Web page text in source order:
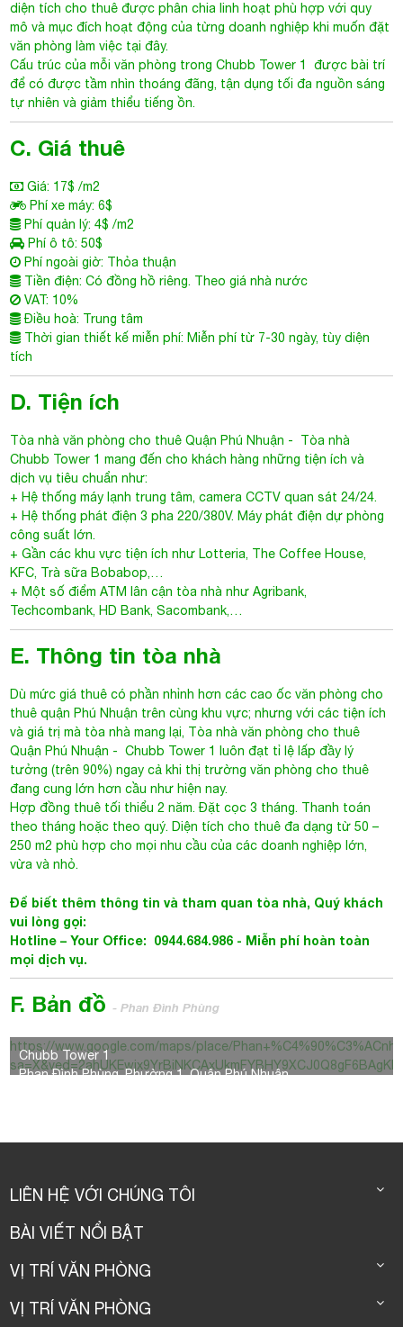
diện tích cho thuê được phân chia linh hoạt phù hợp với quy
mô và mục đích hoạt động của từng doanh nghiệp khi muốn đặt
văn phòng làm việc tại đây.
Cấu trúc của mỗi văn phòng trongChubb Tower 1
được bài trí
để có được tầm nhìn thoáng đãng, tận dụng tối đa nguồn sáng
tự nhiên và giảm thiểu tiếng ồn.
C. Giá thuê
Giá: 17$ /m2
Phí xe máy: 6$
Phí quản lý: 4$ /m2
Phí ô tô: 50$
Phí ngoài giờ: Thỏa thuận
Tiền điện: Có đồng hồ riêng. Theo giá nhà nước
VAT: 10%
Điều hoà: Trung tâm
Thời gian thiết kế miễn phí: Miễn phí từ 7-30 ngày, tùy diện
tích
D. Tiện ích
Tòa nhà văn phòng cho thuê Quận Phú Nhuận - Tòa nhà
Chubb Tower 1 mang đến cho khách hàng những tiện ích và
dịch vụ tiêu chuẩn như:
+ Hệ thống máy lạnh trung tâm, camera CCTV quan sát 24/24.
+ Hệ thống phát điện 3 pha 220/380V. Máy phát điện dự phòng
công suất lớn.
+ Gần các khu vực tiện ích như Lotteria, The Coffee House,
KFC, Trà sữa Bobabop,…
+ Một số điểm ATM lân cận tòa nhà như Agribank,
Techcombank, HD Bank, Sacombank,…
E. Thông tin tòa nhà
Dù mức giá thuê có phần nhỉnh hơn các cao ốc văn phòng cho
thuê quận Phú Nhuận trên cùng khu vực; nhưng với các tiện ích
và giá trị mà tòa nhà mang lại, Tòa nhà văn phòng cho thuê
Quận Phú Nhuận -Chubb Tower 1
luôn đạt tỉ lệ lấp đầy lý
tưởng (trên 90%) ngay cả khi thị trường văn phòng cho thuê
đang cung lớn hơn cầu như hiện nay.
Hợp đồng thuê tối thiểu 2 năm. Đặt cọc 3 tháng. Thanh toán
theo tháng hoặc theo quý. Diện tích cho thuê đa dạng từ 50 –
250 m2 phù hợp cho mọi nhu cầu của các doanh nghiệp lớn,
vừa và nhỏ.
Để biết thêm thông tin và tham quan tòa nhà, Quý khách
vui lòng gọi:
Hotline – Your Office: 0944.684.986 - Miễn phí hoàn toàn
mọi dịch vụ.
F. Bản đồ- Phan Đình Phùng
Chubb Tower 1
Phan Đình Phùng, Phường 1, Quận Phú Nhuận
https://www.google.com/maps/place/
LIÊN HỆ VỚI CHÚNG TÔI
BÀI VIẾT NỔI BẬT
VỊ TRÍ VĂN PHÒNG
VỊ TRÍ VĂN PHÒNG